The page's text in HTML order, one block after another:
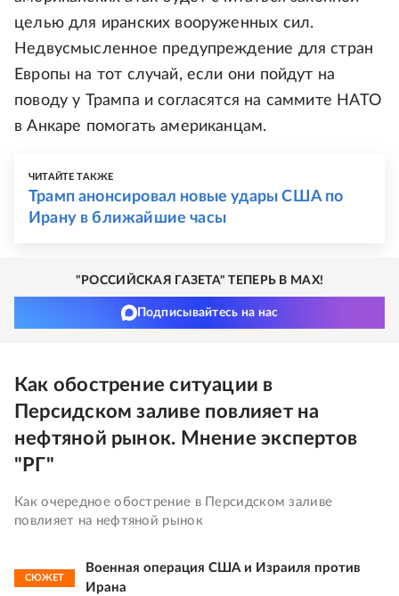
целью для иранских вооруженных сил.
Недвусмысленное предупреждение для стран
Европы на тот случай, если они пойдут на
поводу у Трампа и согласятся на саммите НАТО
в Анкаре помогать американцам.
ЧИТАЙТЕ ТАКЖЕ
Трамп анонсировал новые удары США по
Ирану в ближайшие часы
"РОССИЙСКАЯ ГАЗЕТА" ТЕПЕРЬ В MAX!
Подписывайтесь на нас
Как обострение ситуации в
Персидском заливе повлияет на
нефтяной рынок. Мнение экспертов
"РГ"
Как очередное обострение в Персидском заливе
повлияет на нефтяной рынок
СЮЖЕТ
Военная операция США и Израиля против
Ирана